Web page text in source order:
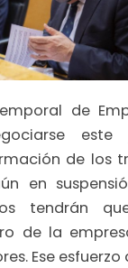
de
este
de los
en
tendrán
de la
Ese